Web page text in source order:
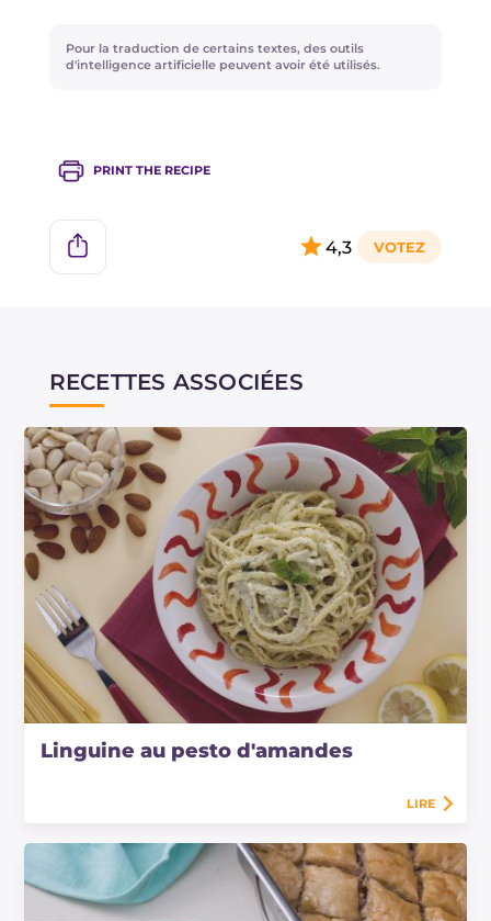
que le mélange soit mixé de manière
homogène.
Pour la traduction de certains textes, des outils
d'intelligence artificielle peuvent avoir été utilisés.
PRINT THE RECIPE
4,3
RECETTES ASSOCIÉES
Linguine au pesto d'amandes
LIRE